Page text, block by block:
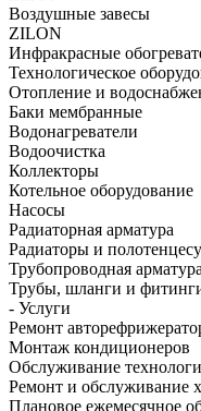
Воздушные завесы
ZILON
Инфракрасные
Технологическое
Отопление и
Баки мембранные
Водонагреватели
Водоочистка
Коллекторы
Котельное оборудование
Насосы
Радиаторная арматура
Радиаторы и
Трубопроводная
Трубы, шланги и
- Услуги
Ремонт
Монтаж кондиционеров
Обслуживание
Ремонт и обслуживание
Плановое ежемесячное